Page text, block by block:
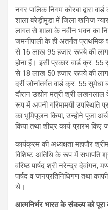
नगर पालिक निगम कोरबा द्वारा
शाला बरेड़ीमुडा में जिला खनिज
लागत से शाला के नवीन भवन का
जमनीपाली के ही अंतर्गत
से 16 लाख 95 हजार रूपये की
होना हैं। इसी प्रकार वार्ड क्र.
से 18 लाख 50 हजार रूपये की लागत
दर्री जोनांतर्गत वार्ड क्र. 55
दौरान उद्योग मंत्री श्री
रूप में अपनी गरिमामयी उपस्थिति
का भूमिपूजन किया, उन्होने पूजा
किया तथा शीघ्र कार्य प्रारंभ किए
कार्यक्रम की अध्यक्षता महापौर
विशिष्ट अतिथि के रूप में सभापति
वरिष्ठ पार्षद श्री नरेन्द्र
पार्षद व जनप्रतिनिधिगण तथा
थे।
आत्मनिर्भर भारत के संकल्प को